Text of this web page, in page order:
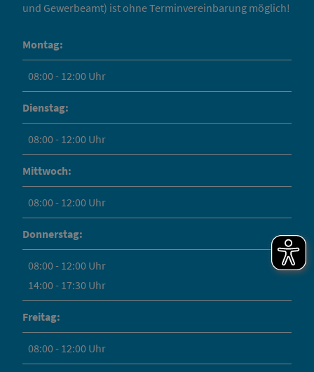
und Gewerbeamt) ist ohne Terminvereinbarung möglich!
Montag:
08:00 - 12:00 Uhr
Dienstag:
08:00 - 12:00 Uhr
Mittwoch:
08:00 - 12:00 Uhr
Donnerstag:
08:00 - 12:00 Uhr
14:00 - 17:30 Uhr
Freitag:
08:00 - 12:00 Uhr